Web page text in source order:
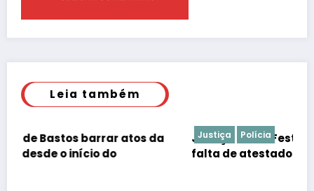
Leia também
Justiça Polícia
Justiça barra Festa do Ovo em Bastos por
falta de atestados de segurança